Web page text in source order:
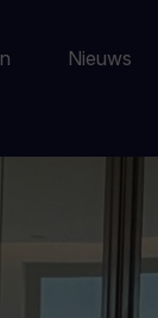
Nieuws